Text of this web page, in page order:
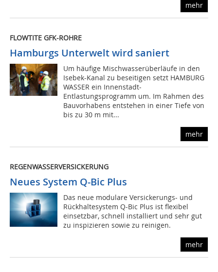
mehr
FLOWTITE GFK-ROHRE
Hamburgs Unterwelt wird saniert
Um häufige Mischwasserüberläufe in den
Isebek-Kanal zu beseitigen setzt HAMBURG
WASSER ein Innenstadt-
Entlastungsprogramm um. Im Rahmen des
Bauvorhabens entstehen in einer Tiefe von
bis zu 30 m mit...
mehr
REGENWASSERVERSICKERUNG
Neues System Q-Bic Plus
Das neue modulare Versickerungs- und
Rückhaltesystem Q-Bic Plus ist flexibel
einsetzbar, schnell installiert und sehr gut
zu inspizieren sowie zu reinigen.
mehr